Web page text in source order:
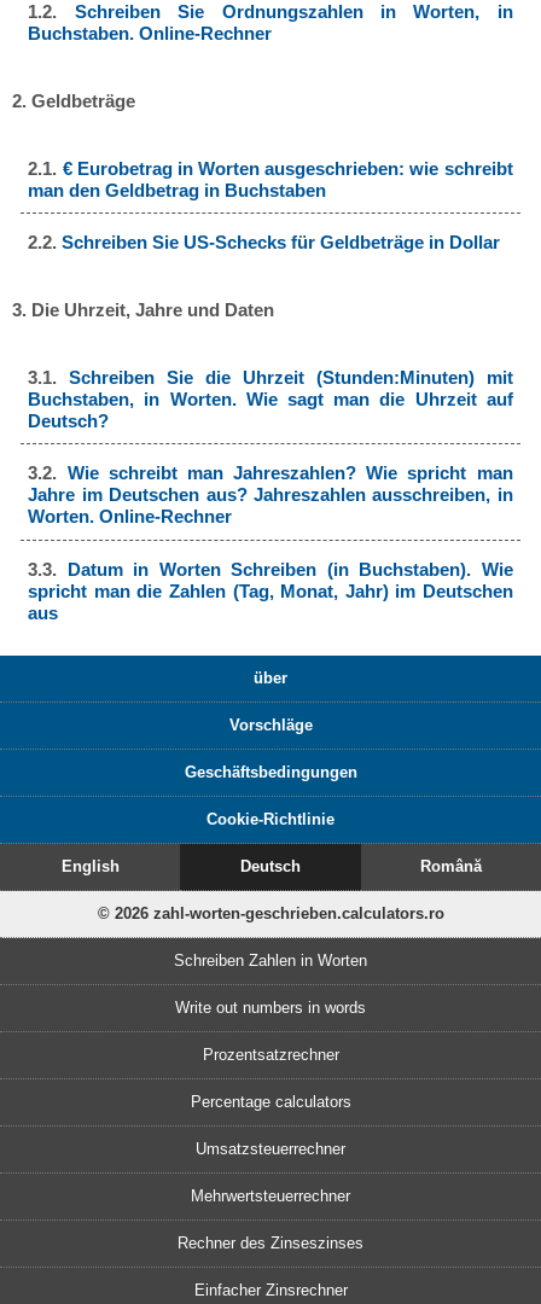
1.2. Schreiben Sie Ordnungszahlen in Worten, in
Buchstaben. Online-Rechner
2. Geldbeträge
2.1. € Eurobetrag in Worten ausgeschrieben: wie schreibt
man den Geldbetrag in Buchstaben
2.2.Schreiben Sie US-Schecks für Geldbeträge in Dollar
3. Die Uhrzeit, Jahre und Daten
3.1.Schreiben Sie die Uhrzeit (Stunden:Minuten) mit
Buchstaben, in Worten. Wie sagt man die Uhrzeit auf
Deutsch?
3.2. Wie schreibt man Jahreszahlen? Wie spricht man
Jahre im Deutschen aus? Jahreszahlen ausschreiben, in
Worten. Online-Rechner
3.3. Datum in Worten Schreiben (in Buchstaben). Wie
spricht man die Zahlen (Tag, Monat, Jahr) im Deutschen
aus
über
Vorschläge
Geschäftsbedingungen
Cookie-Richtlinie
English Deutsch Română
© 2026 zahl-worten-geschrieben.calculators.ro
Schreiben Zahlen in Worten
Write out numbers in words
Prozentsatzrechner
Percentage calculators
Umsatzsteuerrechner
Mehrwertsteuerrechner
Rechner des Zinseszinses
Einfacher Zinsrechner